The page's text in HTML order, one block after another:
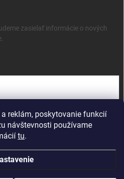
reklám, poskytovanie funkcií
návštevnosti používame
tu.
zasielať informácie o nových
ochrany osobných údajov